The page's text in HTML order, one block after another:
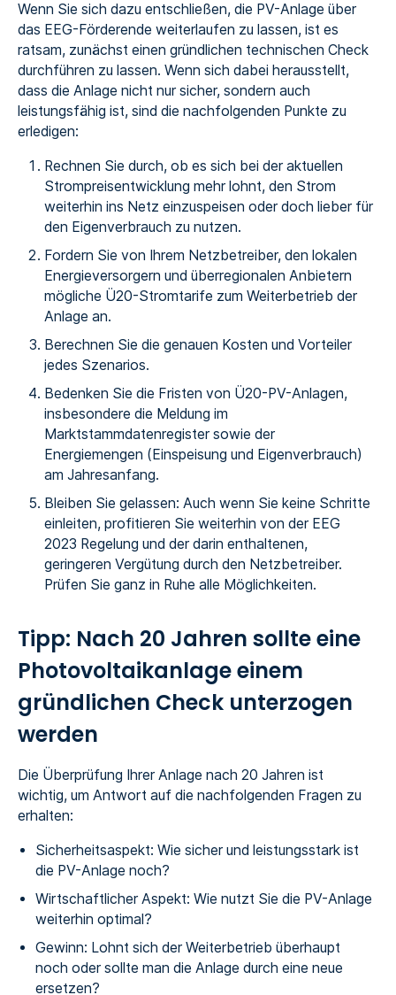
Wenn Sie sich dazu entschließen, die PV-Anlage über
das EEG-Förderende weiterlaufen zu lassen, ist es
ratsam, zunächst einen gründlichen technischen Check
durchführen zu lassen. Wenn sich dabei herausstellt,
dass die Anlage nicht nur sicher, sondern auch
leistungsfähig ist, sind die nachfolgenden Punkte zu
erledigen:
Rechnen Sie durch, ob es sich bei der aktuellen
Strompreisentwicklung mehr lohnt, den Strom
weiterhin ins Netz einzuspeisen oder doch lieber für
den Eigenverbrauch zu nutzen.
Fordern Sie von Ihrem Netzbetreiber, den lokalen
Energieversorgern und überregionalen Anbietern
mögliche Ü20-Stromtarife zum Weiterbetrieb der
Anlage an.
Berechnen Sie die genauen Kosten und Vorteiler
jedes Szenarios.
Bedenken Sie die Fristen von Ü20-PV-Anlagen,
insbesondere die Meldung im
Marktstammdatenregister sowie der
Energiemengen (Einspeisung und Eigenverbrauch)
am Jahresanfang.
Bleiben Sie gelassen: Auch wenn Sie keine Schritte
einleiten, profitieren Sie weiterhin von der EEG
2023 Regelung und der darin enthaltenen,
geringeren Vergütung durch den Netzbetreiber.
Prüfen Sie ganz in Ruhe alle Möglichkeiten.
Tipp: Nach 20 Jahren sollte eine
Photovoltaikanlage einem
gründlichen Check unterzogen
werden
Die Überprüfung Ihrer Anlage nach 20 Jahren ist
wichtig, um Antwort auf die nachfolgenden Fragen zu
erhalten:
Sicherheitsaspekt: Wie sicher und leistungsstark ist
die PV-Anlage noch?
Wirtschaftlicher Aspekt: Wie nutzt Sie die PV-Anlage
weiterhin optimal?
Gewinn: Lohnt sich der Weiterbetrieb überhaupt
noch oder sollte man die Anlage durch eine neue
ersetzen?